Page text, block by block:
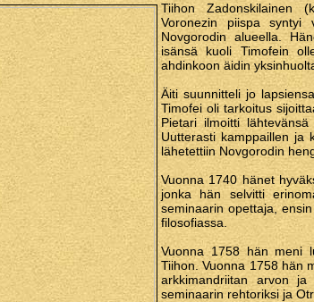
Tiihon Zadonskilainen
Voronezin piispa syntyi
Novgorodin alueella.
isänsä kuoli Timofein
ahdinkoon äidin
Äiti suunnitteli jo
Timofei oli tarkoitus
Pietari ilmoitti
Uutterasti kamppaillen ja
lähetettiin Novgorodin
Vuonna 1740 hänet
jonka hän selvitti
seminaarin opettaja,
filosofiassa.
Vuonna 1758 hän meni
Tiihon. Vuonna 1758 hän
arkkimandriitan arvon ja
seminaarin rehtoriksi ja